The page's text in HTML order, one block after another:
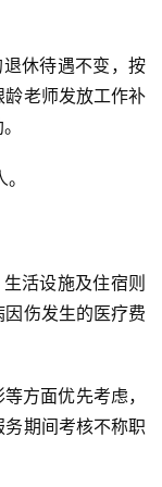
休待遇不变，按
老师发放工作补
活设施及住宿则
伤发生的医疗费
方面优先考虑，
期间考核不称职